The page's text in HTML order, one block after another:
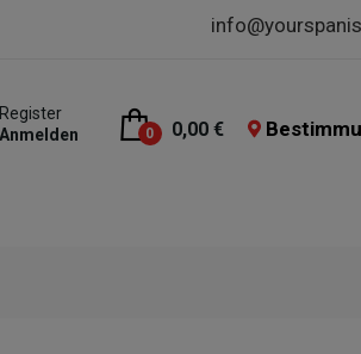
Register
Anmelden
0 0,00 €